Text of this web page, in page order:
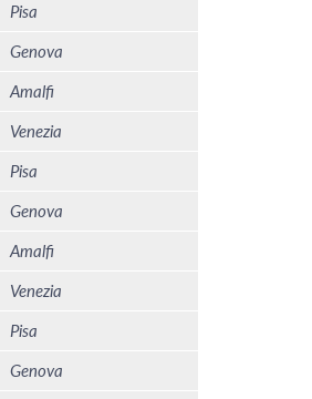
Pisa
Genova
Amalfi
Venezia
Pisa
Genova
Amalfi
Venezia
Pisa
Genova